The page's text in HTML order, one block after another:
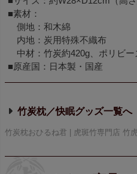
■素材：
側地：和木綿
内地：炭用特殊不織布
中材：竹炭約420g、ポリビー
■原産国：日本製・国産
竹炭枕／快眠グッズ
竹炭枕おひるね君 | 虎斑竹専門店 竹虎